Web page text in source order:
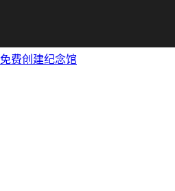
免费创建纪念馆